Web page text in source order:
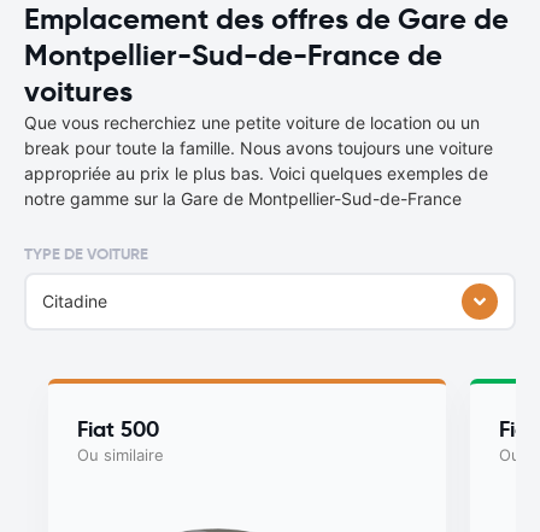
Emplacement des offres de Gare de
Montpellier-Sud-de-France de
voitures
Que vous recherchiez une petite voiture de location ou un
break pour toute la famille. Nous avons toujours une voiture
appropriée au prix le plus bas. Voici quelques exemples de
notre gamme sur la Gare de Montpellier-Sud-de-France
TYPE DE VOITURE
Citadine
Fiat 500
Ou similaire Ou